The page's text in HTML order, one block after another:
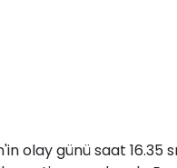
olay günü saat 16.35